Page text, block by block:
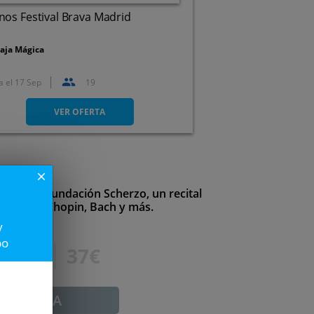
Festival Brava Madrid
Mágica
Camino de Perales, s/n,
28041. Madrid.
el 17 Sep 19
VER OFERTA
de Fundación Scherzo, un recital
de Chopin, Bach y más.
50€
close